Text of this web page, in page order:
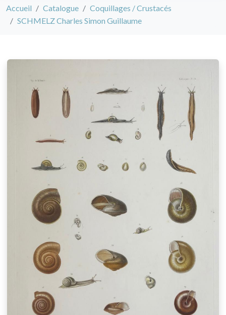
Accueil Catalogue
Coquillages / Crustacés
SCHMELZ Charles Simon Guillaume